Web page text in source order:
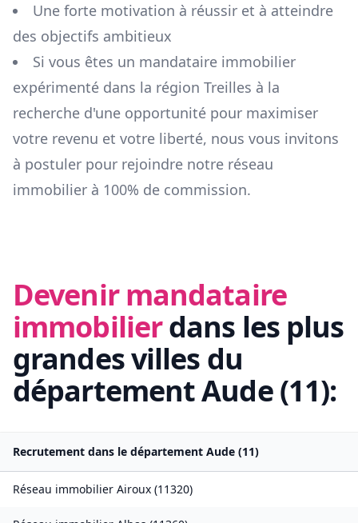
Une forte motivation à réussir et à atteindre
des objectifs ambitieux
Si vous êtes un mandataire immobilier
expérimenté dans la région Treilles à la
recherche d'une opportunité pour maximiser
votre revenu et votre liberté, nous vous invitons
à postuler pour rejoindre notre réseau
immobilier à 100% de commission.
Devenir mandataire
immobilierdans les plus
grandes villes du
départementAude(11):
Recrutement dans le département Aude (11)
Réseau immobilier Airoux (11320)